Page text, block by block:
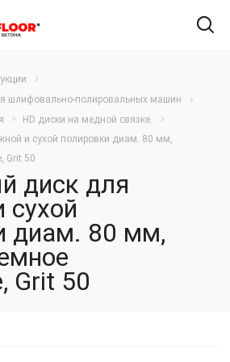
шлифовально-полировальных машин
HD диски на медной связке.
и сухой полировки диам. 80 мм,
Grit 50
диск для
сухой
диам. 80 мм,
Grit 50